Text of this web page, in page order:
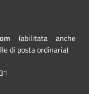
(abilitata anche
di posta ordinaria)